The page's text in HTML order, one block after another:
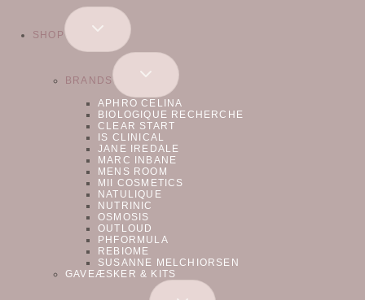
SHOP
SKIFT
UNDERMENU
BRANDS
SKIFT
UNDERMENU
APHRO CELINA
BIOLOGIQUE RECHERCHE
CLEAR START
IS CLINICAL
JANE IREDALE
MARC INBANE
MENS ROOM
MII COSMETICS
NATULIQUE
NUTRINIC
OSMOSIS
OUTLOUD
PHFORMULA
REBIOME
SUSANNE MELCHIORSEN
GAVEÆSKER & KITS